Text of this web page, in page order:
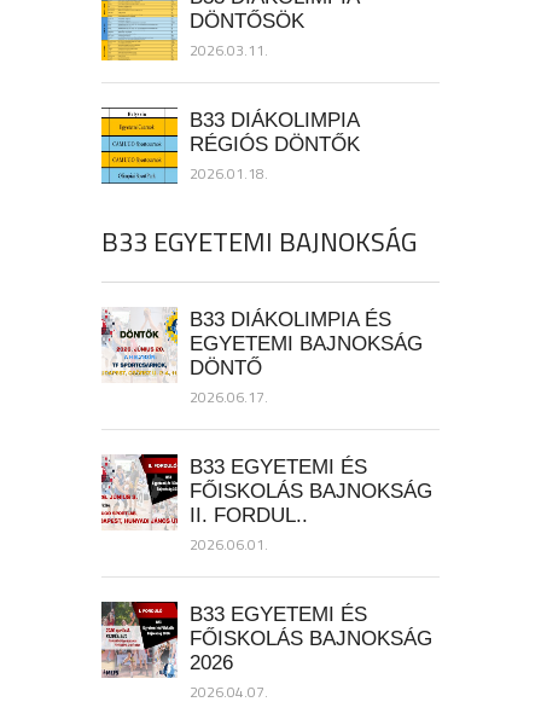
DÖNTŐSÖK
2026.03.11.
B33 DIÁKOLIMPIA
RÉGIÓS DÖNTŐK
2026.01.18.
B33 EGYETEMI BAJNOKSÁG
B33 DIÁKOLIMPIA ÉS
EGYETEMI BAJNOKSÁG
DÖNTŐ
2026.06.17.
B33 EGYETEMI ÉS
FŐISKOLÁS BAJNOKSÁG
II. FORDUL..
2026.06.01.
B33 EGYETEMI ÉS
FŐISKOLÁS BAJNOKSÁG
2026
2026.04.07.